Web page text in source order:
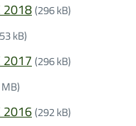
2018(296 kB)
kB)
2017 (296 kB)
2016(292 kB)